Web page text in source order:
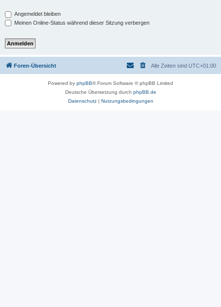
Angemeldet bleiben
Meinen Online-Status während dieser Sitzung verbergen
Foren-Übersicht Alle Zeiten sind UTC+01:00
Powered by phpBB® Forum Software © phpBB Limited
Deutsche Übersetzung durch phpBB.de
Datenschutz| Nutzungsbedingungen